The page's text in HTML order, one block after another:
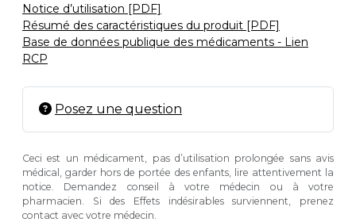
Notice d’utilisation [PDF]
Résumé des caractéristiques du produit [PDF]
Base de données publique des médicaments - Lien
RCP
Posez une question
Ceci est un médicament, pas d’utilisation prolongée sans avis
médical, garder hors de portée des enfants, lire attentivement la
notice. Demandez conseil à votre médecin ou à votre
pharmacien. Si des Effets indésirables surviennent, prenez
contact avec votre médecin.